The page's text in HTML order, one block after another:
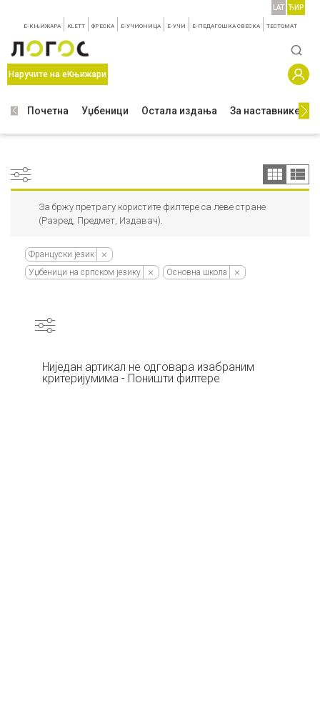
E-КЊИЖАРА KLETT ФРЕСКА E-УЧИОНИЦА E-УЧИ Е-ПЕДАГОШКА СВЕСКА TЕСТОМАТ
LAT ЋИР
Наручите на еКњижари
Почетна Уџбеници Остала издања За наставнике
За бржу претрагу користите филтере са леве стране
(Разред, Предмет, Издавач).
Француски језик
Уџбеници на српском језику
Основна школа
Ниједан артикал не одговара изабраним
критеријумима - Поништи филтере